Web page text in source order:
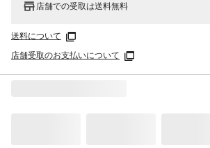
店舗での受取は送料無料
送料について
店舗受取のお支払いについて